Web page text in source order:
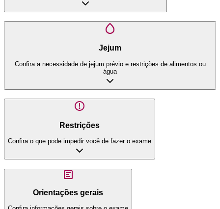
Jejum
Confira a necessidade de jejum prévio e restrições de alimentos ou
água
Restrições
Confira o que pode impedir você de fazer o exame
Orientações gerais